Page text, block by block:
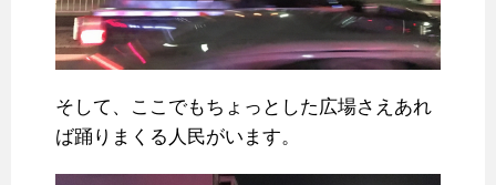
そして、ここでもちょっとした広場さえあれ
ば踊りまくる人民がいます。